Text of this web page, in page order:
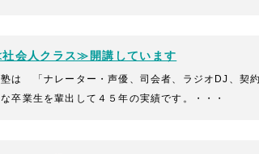
会人クラス≫開講しています
塾は 「ナレーター・声優、司会者、ラジオDJ、契
卒業生を輩出して４５年の実績です。・・・